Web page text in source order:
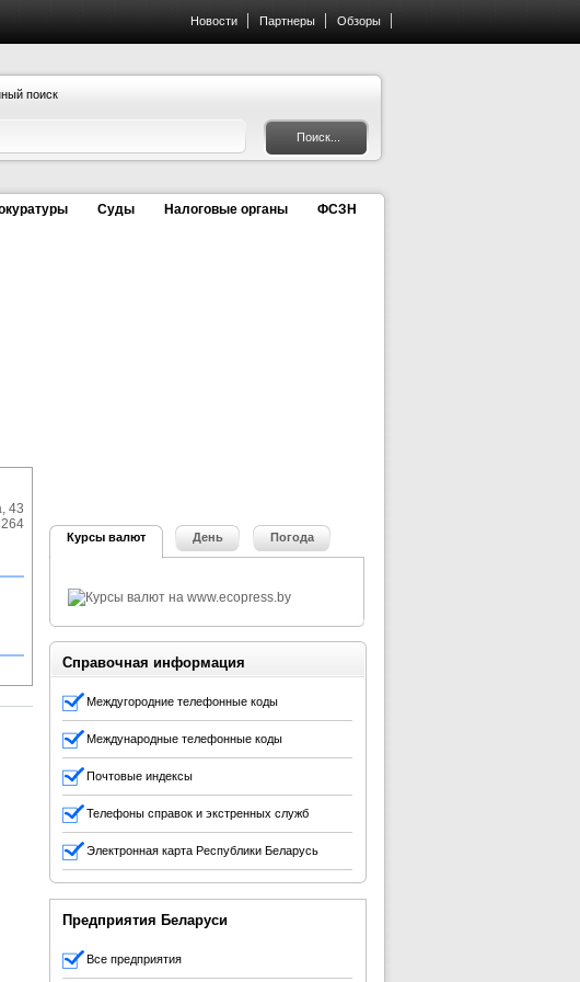
Новости Партнеры Обзоры
поиск
Суды Налоговые органы ФСЗН
43
Курсы валют День Погода
Справочная информация
Междугородние телефонные коды
Международные телефонные коды
Почтовые индексы
Телефоны справок и экстренных служб
Электронная карта Республики Беларусь
Предприятия Беларуси
Все предприятия